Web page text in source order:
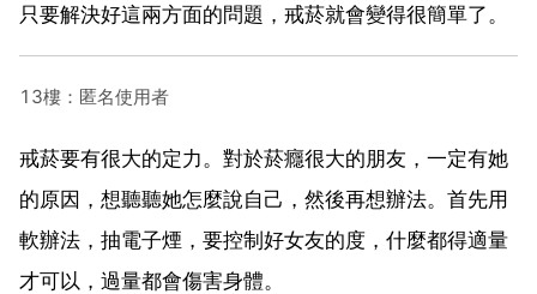
只要解決好這兩方面的問題，戒菸就會變得很簡單了。
13樓：匿名使用者
戒菸要有很大的定力。對於菸癮很大的朋友，一定有她
的原因，想聽聽她怎麼說自己，然後再想辦法。首先用
軟辦法，抽電子煙，要控制好女友的度，什麼都得適量
才可以，過量都會傷害身體。